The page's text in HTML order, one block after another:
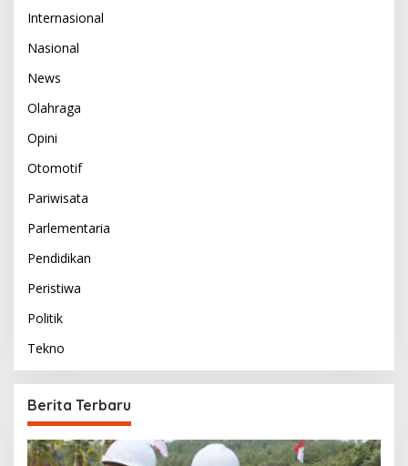
Internasional
Nasional
News
Olahraga
Opini
Otomotif
Pariwisata
Parlementaria
Pendidikan
Peristiwa
Politik
Tekno
Berita Terbaru